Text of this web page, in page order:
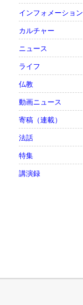
インフォメーション
カルチャー
ニュース
ライフ
仏教
動画ニュース
寄稿（連載）
法話
特集
講演録